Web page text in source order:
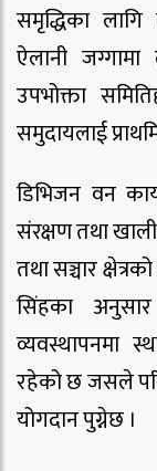
समृद्धिका
ऐलानी
उपभोक्ता
समुदायलाई
डिभिजन वन
संरक्षण तथा
तथा सञ्चार
सिंहका
व्यवस्थापनमा
रहेको छ जसले
योगदान पुग्नेछ ।